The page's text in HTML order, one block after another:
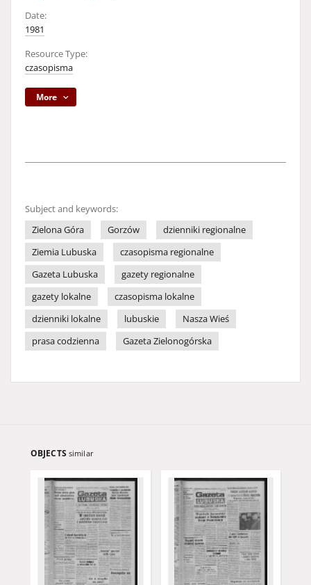
Date:
1981
Resource Type:
czasopisma
More
Subject and keywords:
Zielona Góra
Gorzów
dzienniki regionalne
Ziemia Lubuska
czasopisma regionalne
Gazeta Lubuska
gazety regionalne
gazety lokalne
czasopisma lokalne
dzienniki lokalne
lubuskie
Nasza Wieś
prasa codzienna
Gazeta Zielonogórska
OBJECTS similar